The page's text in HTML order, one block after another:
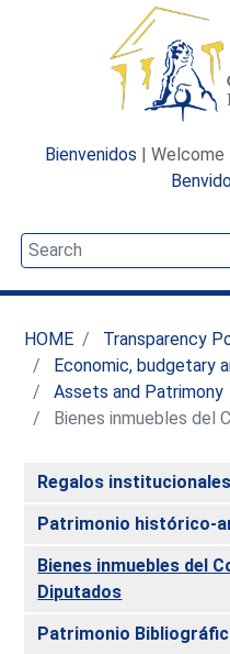
Bienvenidos | Welcome
HOME
Transparency
Economic, budgetary
Assets and Patrimony
Bienes inmuebles del
Regalos institucionales
Patrimonio histórico-
Bienes inmuebles del
Diputados
Patrimonio